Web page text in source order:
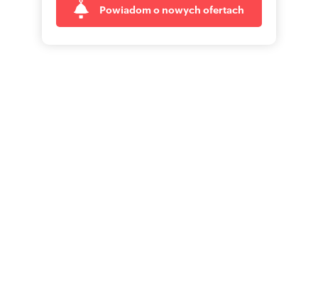
Powiadom o nowych ofertach